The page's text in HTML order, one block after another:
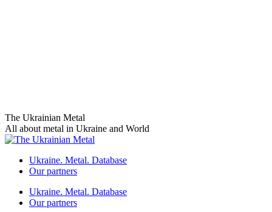
Skip
to
content
The Ukrainian Metal
All about metal in Ukraine and World
Ukraine. Metal. Database
Our partners
Ukraine. Metal. Database
Our partners